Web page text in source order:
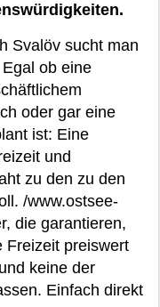
Svalöv sucht man
ob eine
oder gar eine
ist: Eine
und
zu den zu den
/www.ostsee-
die garantieren,
Freizeit preiswert
keine der
Einfach direkt